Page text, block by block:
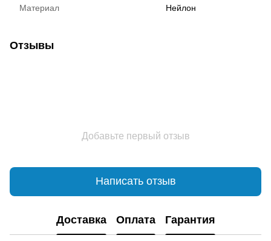
Материал Нейлон
Отзывы
Добавьте первый отзыв
Написать отзыв
Доставка Оплата Гарантия